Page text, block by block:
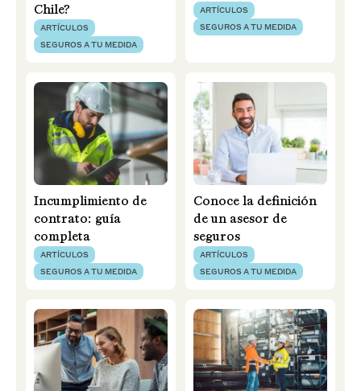
Chile?
ARTÍCULOS
SEGUROS A TU MEDIDA
ARTÍCULOS
SEGUROS A TU MEDIDA
Incumplimiento de
contrato: guía
completa
ARTÍCULOS
SEGUROS A TU MEDIDA
Conoce la definición
de un asesor de
seguros
ARTÍCULOS
SEGUROS A TU MEDIDA